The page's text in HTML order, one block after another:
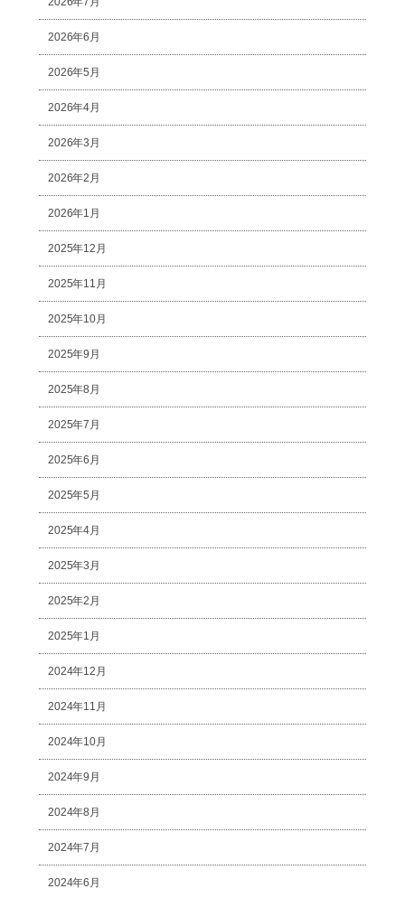
2026年6月
2026年5月
2026年4月
2026年3月
2026年2月
2026年1月
2025年12月
2025年11月
2025年10月
2025年9月
2025年8月
2025年7月
2025年6月
2025年5月
2025年4月
2025年3月
2025年2月
2025年1月
2024年12月
2024年11月
2024年10月
2024年9月
2024年8月
2024年7月
2024年6月